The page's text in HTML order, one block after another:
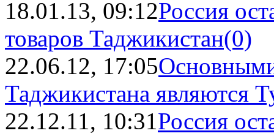
18.01.13, 09:12Россия
товаров Таджикистан(0)
22.06.12, 17:05
Таджикистана являются
22.12.11, 10:31Россия